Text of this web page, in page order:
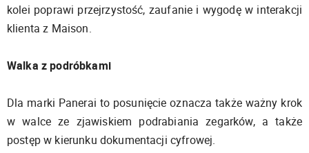
kolei poprawi przejrzystość, zaufanie i wygodę w interakcji
klienta z Maison.
Walka z podróbkami
Dla marki Panerai to posunięcie oznacza także ważny krok
w walce ze zjawiskiem podrabiania zegarków, a także
postęp w kierunku dokumentacji cyfrowej.